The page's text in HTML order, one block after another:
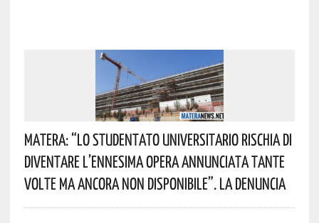
Matera: “Lo Studentato Universitario Rischia Di
Diventare L’ennesima Opera Annunciata Tante
Volte Ma Ancora Non Disponibile”. La Denuncia